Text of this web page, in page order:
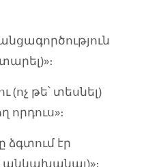
(ոչ թե՝ տեսնել)
էր
անկախանալ)»։